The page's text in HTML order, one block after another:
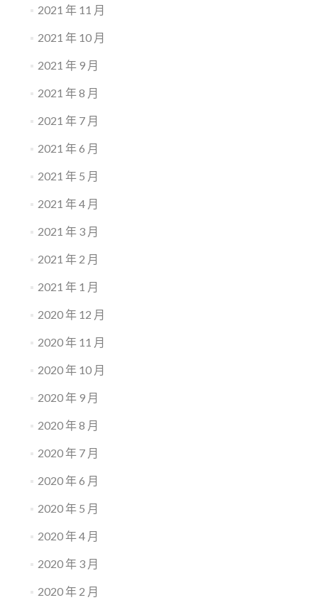
2021 年 11 月
2021 年 10 月
2021 年 9 月
2021 年 8 月
2021 年 7 月
2021 年 6 月
2021 年 5 月
2021 年 4 月
2021 年 3 月
2021 年 2 月
2021 年 1 月
2020 年 12 月
2020 年 11 月
2020 年 10 月
2020 年 9 月
2020 年 8 月
2020 年 7 月
2020 年 6 月
2020 年 5 月
2020 年 4 月
2020 年 3 月
2020 年 2 月